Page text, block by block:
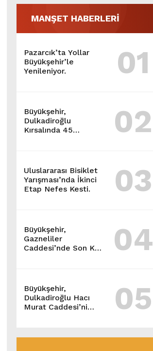
MANŞET HABERLERİ
Pazarcık’ta Yollar
Büyükşehir’le
Yenileniyor.
01
Büyükşehir,
Dulkadiroğlu
Kırsalında 45
02
Uluslararası Bisiklet
Yarışması’nda İkinci
Etap Nefes Kesti.
03
Büyükşehir,
Gazneliler
Caddesi’nde Son Kat
04
Büyükşehir,
Dulkadiroğlu Hacı
Murat Caddesi’ni
05